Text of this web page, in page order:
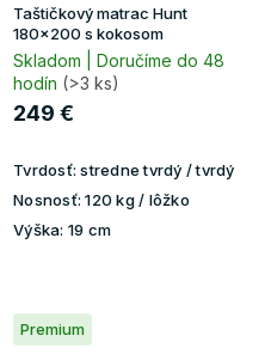
Taštičkový matrac Hunt
180x200 s kokosom
Skladom | Doručíme do 48
hodín (>3 ks)
249 €
Tvrdosť: stredne tvrdý / tvrdý
Nosnosť: 120 kg / lôžko
Výška: 19 cm
Premium